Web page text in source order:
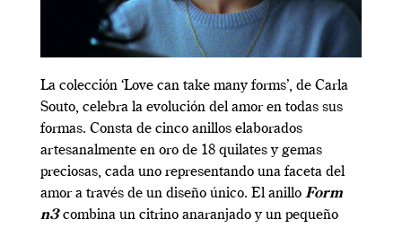
La colección ‘Love can take many forms’, de Carla
Souto, celebra la evolución del amor en todas sus
formas. Consta de cinco anillos elaborados
artesanalmente en oro de 18 quilates y gemas
preciosas, cada uno representando una faceta del
amor a través de un diseño único. El anillo Form
n3combina un citrino anaranjado y un pequeño